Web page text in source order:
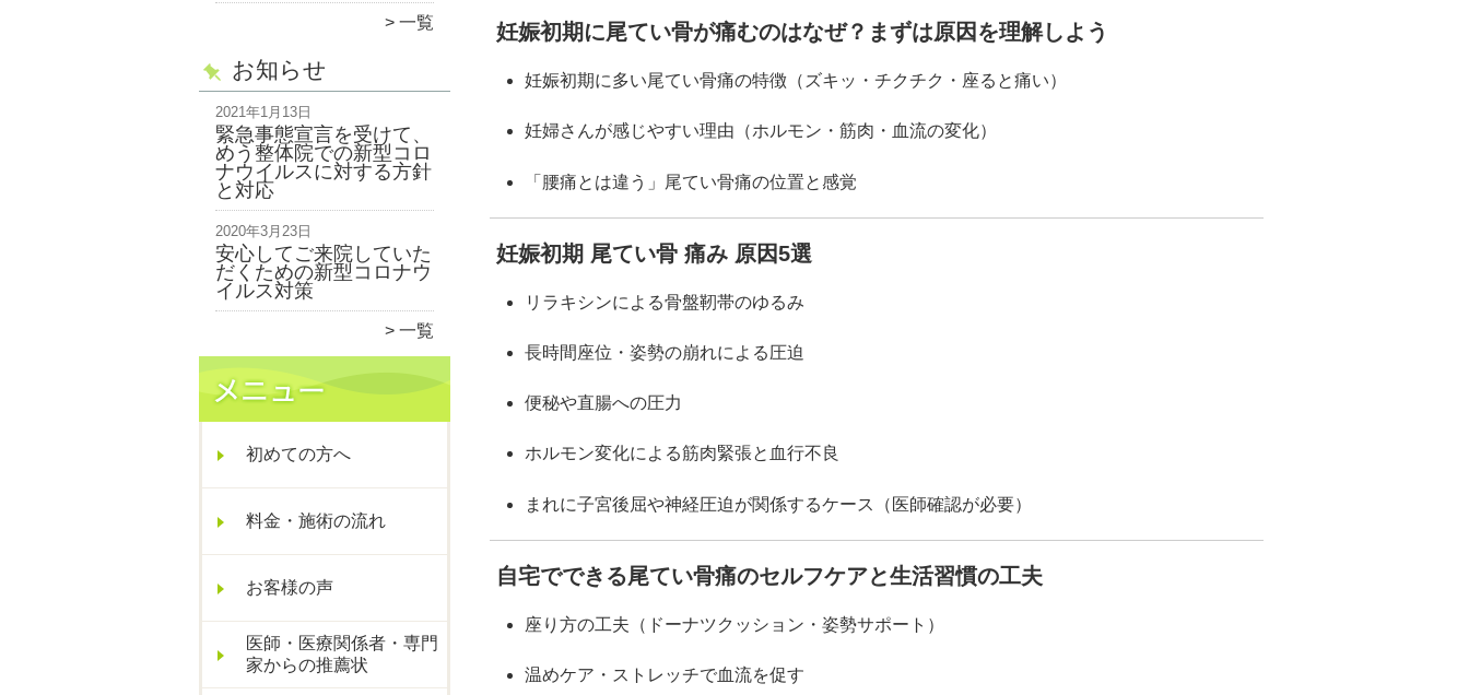
一覧
お知らせ
2021年1月13日
緊急事態宣言を受けて、
めう整体院での新型コロ
ナウイルスに対する方針
と対応
2020年3月23日
安心してご来院していた
だくための新型コロナウ
イルス対策
一覧
初めての方へ
料金・施術の流れ
お客様の声
医師・医療関係者・専門
家からの推薦状
妊娠初期に尾てい骨が痛むのはなぜ？まずは原因を理解しよう
妊娠初期に多い尾てい骨痛の特徴（ズキッ・チクチク・座ると痛い）
妊婦さんが感じやすい理由（ホルモン・筋肉・血流の変化）
「腰痛とは違う」尾てい骨痛の位置と感覚
妊娠初期 尾てい骨 痛み 原因5選
リラキシンによる骨盤靭帯のゆるみ
長時間座位・姿勢の崩れによる圧迫
便秘や直腸への圧力
ホルモン変化による筋肉緊張と血行不良
まれに子宮後屈や神経圧迫が関係するケース（医師確認が必要）
自宅でできる尾てい骨痛のセルフケアと生活習慣の工夫
座り方の工夫（ドーナツクッション・姿勢サポート）
温めケア・ストレッチで血流を促す